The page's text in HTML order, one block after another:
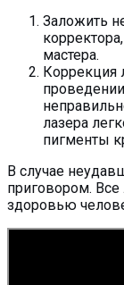
Заложить
мастера.
Коррекция
лазера
пигменты
В случае
приговором. Все
здоровью